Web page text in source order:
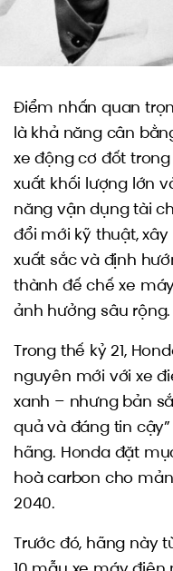
Điểm nhấn quan
là khả năng cân
xe động cơ đốt
xuất khối lượng lớn
năng vận dụng tài
đổi mới kỹ thuật,
xuất sắc và định
thành đế chế xe
ảnh hưởng sâu rộng.
Trong thế kỷ 21,
nguyên mới với xe
xanh – nhưng bản
quả và đáng tin
hãng. Honda đặt
hoà carbon cho
2040.
Trước đó, hãng này